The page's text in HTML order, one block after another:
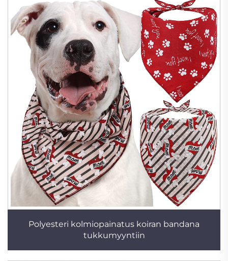
Polyesteri kolmiopainatus koiran bandana
tukkumyyntiin